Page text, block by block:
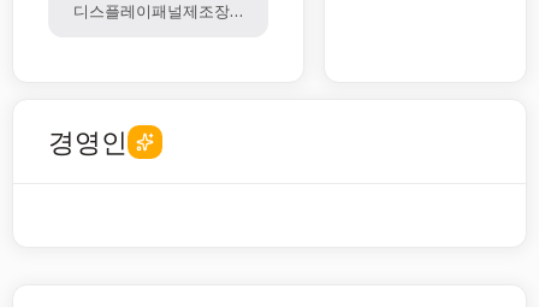
디스플레이패널제조장비
경영인